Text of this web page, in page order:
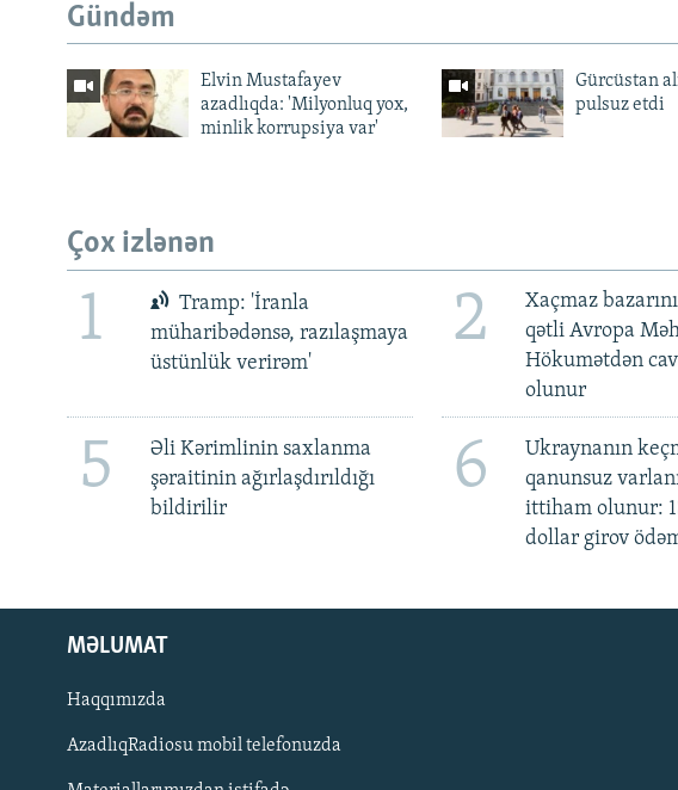
Gündəm
Elvin Mustafayev
azadlıqda: 'Milyonluq yox,
minlik korrupsiya var'
Gürcüstan
pulsuz etdi
Çox izlənən
1
Tramp: 'İranla
müharibədənsə, razılaşmaya
üstünlük verirəm'
2
Xaçmaz
qətli Avropa
Hökumətdən
olunur
5
Əli Kərimlinin saxlanma
şəraitinin ağırlaşdırıldığı
bildirilir
6
Ukraynanın
qanunsuz
ittiham olunur:
dollar girov
MƏLUMAT
Haqqımızda
AzadlıqRadiosu mobil telefonuzda